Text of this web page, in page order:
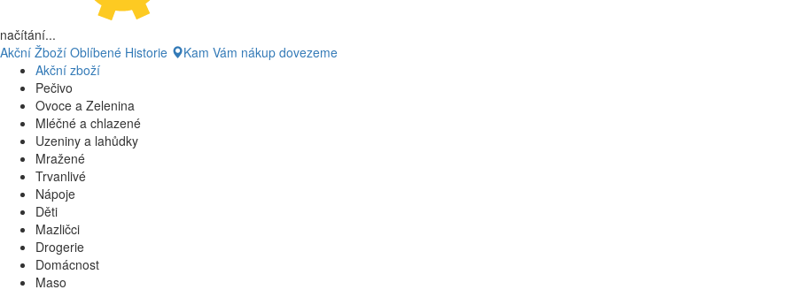
načítání...
Akční Žboží Oblíbené Historie
Kam Vám nákup dovezeme
Akční zboží
Pečivo
Ovoce a Zelenina
Mléčné a chlazené
Uzeniny a lahůdky
Mražené
Trvanlivé
Nápoje
Děti
Mazličci
Drogerie
Domácnost
Maso